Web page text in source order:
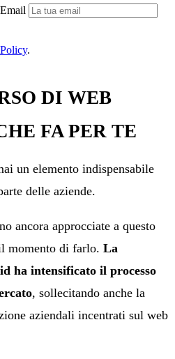
Email
.
DI WEB
FA PER TE
un elemento indispensabile
delle aziende.
ancora approcciate a questo
momento di farlo. La
ha intensificato il processo
, sollecitando anche la
aziendali incentrati sul web